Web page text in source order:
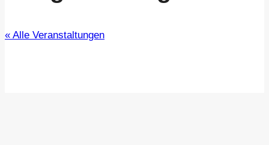
« Alle Veranstaltungen